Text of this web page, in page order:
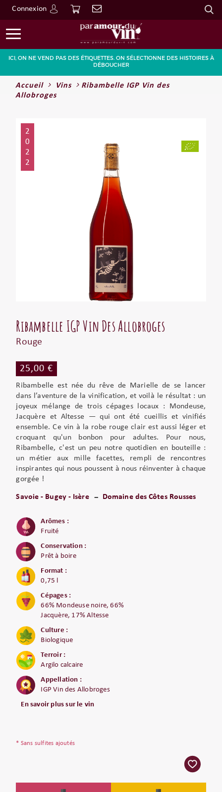
Connexion
Go
ICI, ON NE VEND PAS DES ÉTIQUETTES. ON SÉLECTIONNE DES HISTOIRES À
DÉBOUCHER
Accueil Vins
Ribambelle IGP Vin des
Allobroges
2
0
2
2
Ribambelle IGP Vin Des Allobroges
Rouge
25,00 €
Ribambelle est née du rêve de Marielle de se lancer
dans l’aventure de la vinification, et voilà le résultat : un
joyeux mélange de trois cépages locaux : Mondeuse,
Jacquère et Altesse — qui ont été cueillis et vinifiés
ensemble. Ce vin à la robe rouge clair est aussi léger et
croquant qu'un bonbon pour adultes. Pour nous,
Ribambelle, c'est un peu notre quotidien en bouteille :
un métier aux mille facettes, rempli de rencontres
inspirantes qui nous poussent à nous réinventer à chaque
gorgée !
Savoie - Bugey - Isère Domaine des Côtes Rousses
Arômes :
Fruité
Conservation :
Prêt à boire
Format :
0,75 l
Cépages :
66% Mondeuse noire, 66%
Jacquère, 17% Altesse
Culture :
Biologique
Terroir :
Argilo calcaire
Appellation :
IGP Vin des Allobroges
En savoir plus sur le vin
* Sans sulfites ajoutés